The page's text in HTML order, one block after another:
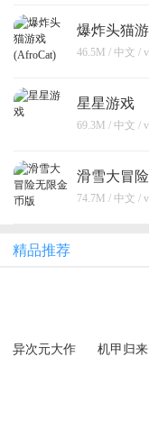
爆炸头猫
46.5M / 中文 /
星星游戏
69.3M / 中文 /
滑雪大冒险
74.7M / 中文 /
精品推荐
异次元大作
机甲归来